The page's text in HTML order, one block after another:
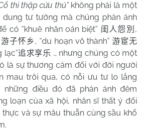
thi thập cửu thủ”không phải là một
dung tư tưởng mà chúng phản ánh
có “khuê nhân oán biệt” 闺人怨別 ,
游子怀乡 , “du hoạn vô thành”游宦无
lạc”追求享乐 … nhưng chúng có một
là sự thương cảm đối với đời người
mau trôi qua, có nỗi ưu tư lo lắng
những điều đó đã phản ánh đêm
loạn của xã hội, nhân sĩ thất ý đối
và sự mâu thuẫn cùng sầu khổ